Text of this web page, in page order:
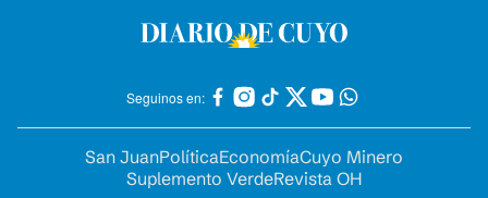
Seguinos en:
San JuanPolíticaEconomíaCuyo Minero
Suplemento VerdeRevista OH